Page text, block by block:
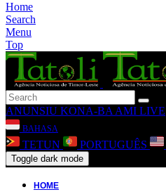
Home
Search
Menu
Top
ANUNSIU KONA-BA AMI LIVE
BAHASA
TETUN PORTUGUÊS
Toggle dark mode
HOME